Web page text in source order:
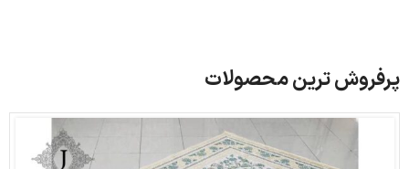
پرفروش ترین محصولات